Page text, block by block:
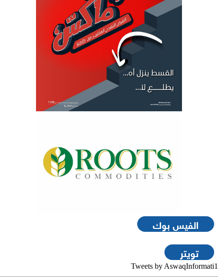
الفيس بوك
تويتر
Tweets by AswaqInformati1